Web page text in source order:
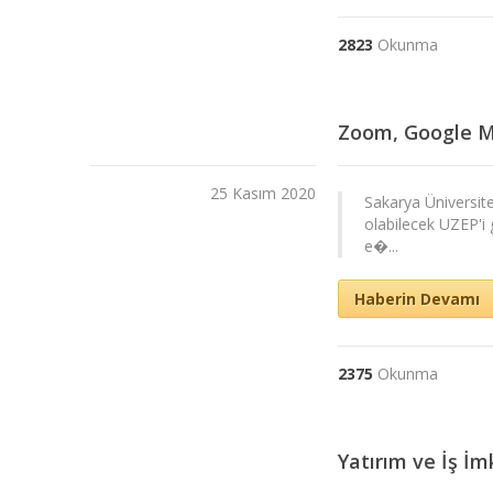
2823 Okunma
Zoom, Google
25 Kasım 2020
Sakarya
olabilecek UZEP'i
e�...
Haberin Devamı
2375 Okunma
Yatırım ve İş